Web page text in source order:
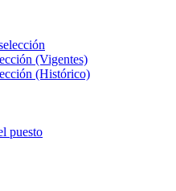
(Vigentes)
(Histórico)
puesto